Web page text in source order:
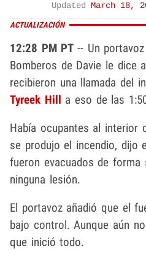
Updated
March 18,
ACTUALIZACIÓN
12:28 PM PT-- Un
Bomberos de Davie le dice
recibieron una llamada del
Tyreek Hill a eso de las
Había ocupantes al interior
se produjo el incendio, dijo
fueron evacuados de forma
ninguna lesión.
El portavoz añadió que el
bajo control. Aunque aún
que inició todo.